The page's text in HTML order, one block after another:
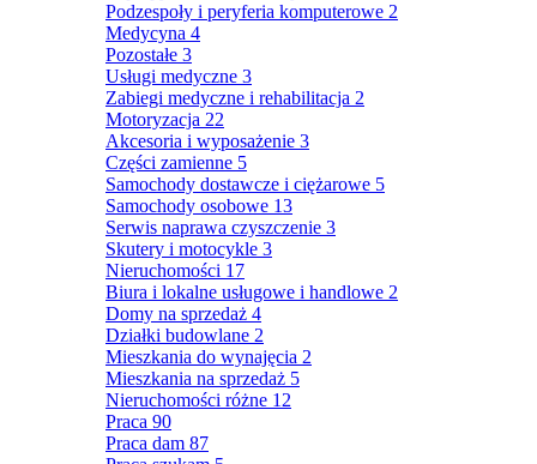
Podzespoły i peryferia komputerowe 2
Medycyna 4
Pozostałe 3
Usługi medyczne 3
Zabiegi medyczne i rehabilitacja 2
Motoryzacja 22
Akcesoria i wyposażenie 3
Części zamienne 5
Samochody dostawcze i ciężarowe 5
Samochody osobowe 13
Serwis naprawa czyszczenie 3
Skutery i motocykle 3
Nieruchomości 17
Biura i lokalne usługowe i handlowe 2
Domy na sprzedaż 4
Działki budowlane 2
Mieszkania do wynajęcia 2
Mieszkania na sprzedaż 5
Nieruchomości różne 12
Praca 90
Praca dam 87